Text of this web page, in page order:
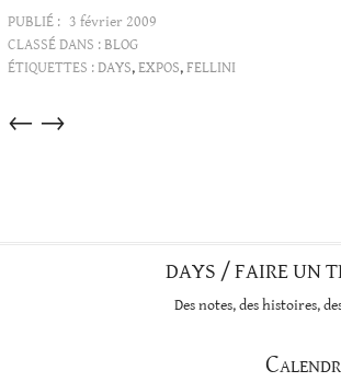
PUBLIÉ : 3 février 2009
CLASSÉ DANS :BLOG
ÉTIQUETTES :DAYS,EXPOS,FELLINI
Articles
→
←
DAYS / FAIRE UN
Des notes, des histoires,